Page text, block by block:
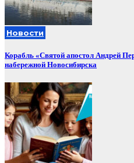
Новости
Корабль «Святой апостол Андрей
набережной Новосибирска